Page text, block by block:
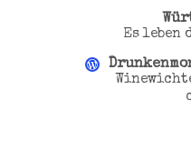
Es leben